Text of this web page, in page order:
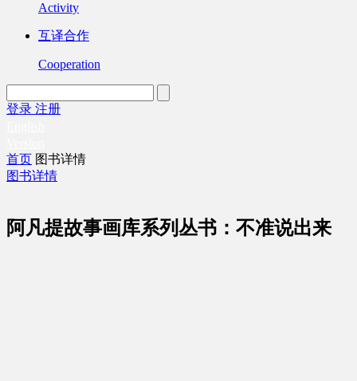
Activity
互译合作
Cooperation
登录 注册
首页 图书详情
图书详情
阿凡提故事画库系列丛书：不准说出来